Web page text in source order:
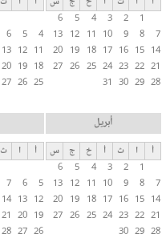
ا
ت
ا
ل
أ
س
ا
س
ي
ة
1
2
3
4
5
6
7
8
9
10
11
12
13
14
15
16
17
18
19
20
21
22
23
24
25
26
27
28
29
30
31
4
5
6
11
12
13
18
19
20
25
26
27
أبريل
أ ا ث أ خ ج
س
1
2
3
4
5
6
7
8
9
10
11
12
13
14
15
16
17
18
19
20
21
22
23
24
25
26
27
28
29
30
أ ا ث
5
6
7
12
13
14
19
20
21
26
27
28